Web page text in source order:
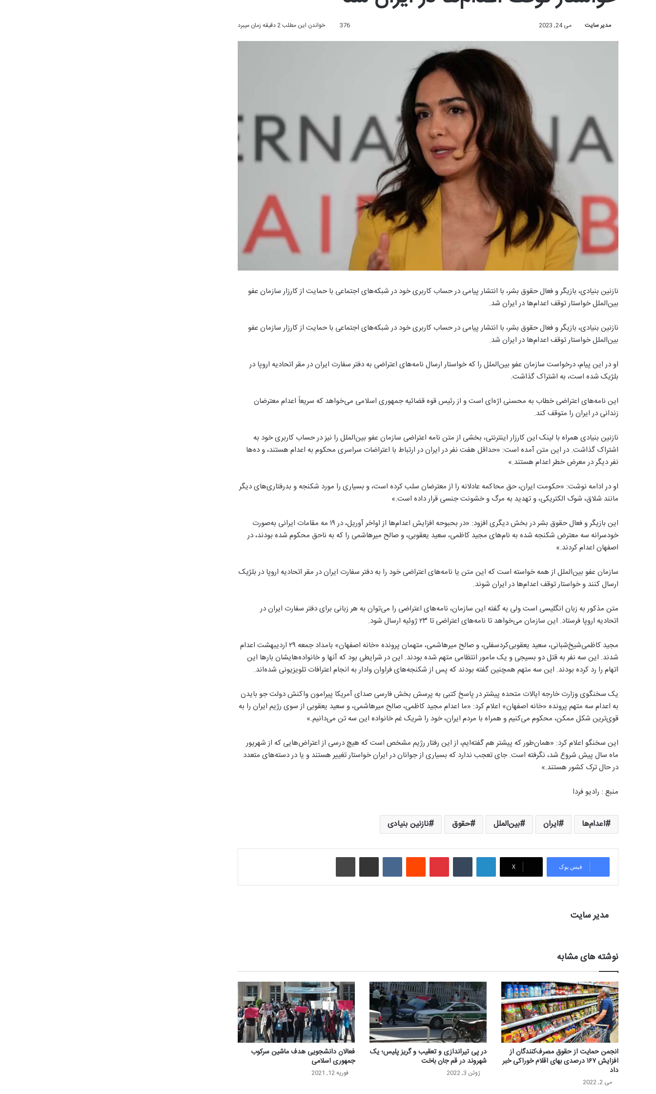
مدیر سایت می 24, 2023 376 خواندن این مطلب 2 دقیقه زمان میبرد
نازنین بنیادی، بازیگر و فعال حقوق بشر، با انتشار پیامی در حساب کاربری خود در شبکه‌های اجتماعی با حمایت از کارزار سازمان عفو
بین‌الملل خواستار توقف اعدام‌ها در ایران شد.
نازنین بنیادی، بازیگر و فعال حقوق بشر، با انتشار پیامی در حساب کاربری خود در شبکه‌های اجتماعی با حمایت از کارزار سازمان عفو
بین‌الملل خواستار توقف اعدام‌ها در ایران شد.
او در این پیام، درخواست سازمان عفو بین‌الملل را که خواستار ارسال نامه‌های اعتراضی به دفتر سفارت ایران در مقر اتحادیه اروپا در
بلژیک شده است، به اشتراک گذاشت.
این نامه‌های اعتراضی خطاب به محسنی اژه‌ای است و از رئیس قوه قضائیه جمهوری اسلامی می‌خواهد که سریعاً اعدام معترضان
زندانی در ایران را متوقف کند.
نازنین بنیادی همراه با لینک این کارزار اینترنتی، بخشی از متن نامه اعتراضی سازمان عفو بین‌الملل را نیز در حساب کاربری خود به
اشتراک گذاشت. در این متن آمده است: «حداقل هفت نفر در ایران در ارتباط با اعتراضات سراسری محکوم به اعدام هستند، و ده‌ها
نفر دیگر در معرض خطر اعدام هستند.»
او در ادامه نوشت: «حکومت ایران، حق محاکمه عادلانه را از معترضان سلب کرده است، و بسیاری را مورد شکنجه و بدرفتاری‌های دیگر
مانند شلاق، شوک الکتریکی، و تهدید به مرگ و خشونت جنسی قرار داده است.»
این بازیگر و فعال حقوق بشر در بخش دیگری افزود: «در بحبوحه افزایش اعدام‌ها از اواخر آوریل، در ۱۹ مه مقامات ایرانی به‌صورت
خودسرانه سه معترض شکنجه شده به نام‌های مجید کاظمی، سعید یعقوبی، و صالح میرهاشمی را که به ناحق محکوم شده بودند، در
اصفهان اعدام کردند.»
سازمان عفو بین‌الملل از همه خواسته است که این متن یا نامه‌های اعتراضی خود را به دفتر سفارت ایران در مقر اتحادیه اروپا در بلژیک
ارسال کنند و خواستار توقف اعدام‌ها در ایران شوند.
متن مذکور به زبان انگلیسی است ولی به گفته این سازمان، نامه‌های اعتراضی را می‌توان به هر زبانی برای دفتر سفارت ایران در
اتحادیه اروپا فرستاد. این سازمان می‌خواهد تا نامه‌های اعتراضی تا ۲۳ ژوئیه ارسال شود.
مجید کاظمی‌شیخ‌شبانی، سعید یعقوبی‌کردسفلی، و صالح میرهاشمی، متهمان پرونده «خانه ‌اصفهان» بامداد جمعه ۲۹ اردیبهشت اعدام
شدند. این سه نفر به قتل دو بسیجی و یک مامور انتظامی متهم شده بودند. این در شرایطی بود که آنها و خانواده‌هایشان بارها این
اتهام را رد کرده بودند. این سه متهم همچنین گفته بودند که پس از شکنجه‌های فراوان وادار به انجام اعترافات تلویزیونی شده‌اند.
یک سخنگوی وزارت خارجه ایالات متحده پیشتر در پاسخ کتبی به پرسش بخش فارسی صدای آمریکا پیرامون واکنش دولت جو بایدن
به اعدام سه متهم پرونده «خانه ‌اصفهان» اعلام کرد: «ما اعدام مجید کاظمی، صالح میرهاشمی، و سعید یعقوبی از سوی رژیم ایران را به
قوی‌ترین شکل ممکن، محکوم می‌کنیم و همراه با مردم ایران، خود را شریک غم خانواده این سه تن می‌دانیم.»
این سخنگو اعلام کرد: «همان‌طور که پیشتر هم گفته‌ایم، از این رفتار رژیم مشخص است که هیچ درسی از اعتراض‌هایی که از شهریور
ماه سال پیش شروع شد، نگرفته است. جای تعجب ندارد که بسیاری از جوانان در ایران خواستار تغییر هستند و یا در دسته‌های متعدد
در حال ترک کشور هستند.»
منبع : رادیو فردا
اعدام‌ها ایران بین‌الملل حقوق نازنین بنیادی
فیس بوک X
لینکدین ‫تامبلر ‫پین‌ترست‫رددیت ‫VKontakte
اشتراک گذاری از طریق ایمیل چاپ
مدیر سایت
نوشته های مشابه
انجمن حمایت از حقوق مصرف‌کنندگان از
افزایش ۱۶۷ درصدی بهای اقلام خوراکی خبر
داد
می 2, 2022
در پی تیراندازی و تعقیب و گریز پلیس؛ یک
شهروند در قم جان باخت
ژوئن 3, 2022
فعالان دانشجویی هدف ماشین سرکوب
جمهوری اسلامی
فوریه 12, 2021